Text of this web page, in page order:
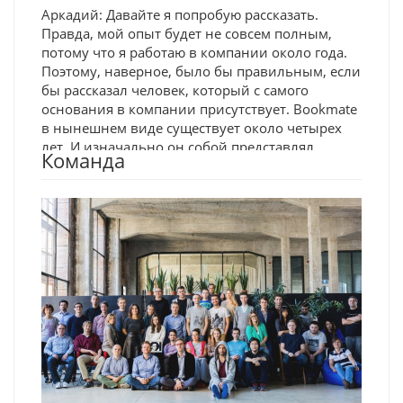
Аркадий: Давайте я попробую рассказать.
Правда, мой опыт будет не совсем полным,
потому что я работаю в компании около года.
Поэтому, наверное, было бы правильным, если
бы рассказал человек, который с самого
основания в компании присутствует. Bookmate
в нынешнем виде существует около четырех
лет. И изначально он собой представлял
приложение, в которое люди могли просто
там. То есть обыкновенная читалка, на самом
деле. Потом к ней добавился поиск, стало
возможным найти интересную чужую книжку,
прочитать ее. И в какой-то момент появилось
понимание того, что из этого можно сделать
нечто большее и поставить это все на рельсы
подписочной модели. И Bookmate в этом
смысле был первым приложением, которое
использовало эту модель. Постепенно к этому
добавилась социальная механика, понимание
того, что вокруг чтения может возникнуть
Команда